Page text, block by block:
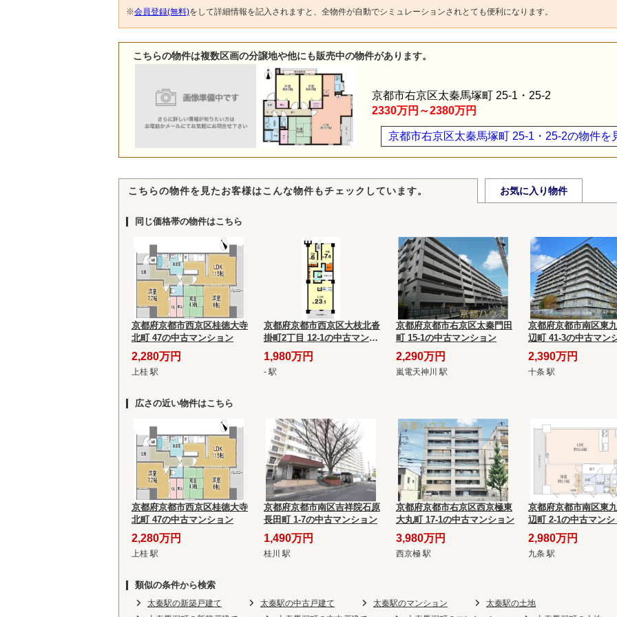
※会員登録(無料)をして詳細情報を記入されますと、全物件が自動でシミュレーションされとても便利になります。
こちらの物件は複数区画の分譲地や他にも販売中の物件があります。
京都市右京区太秦馬塚町 25-1・25-2の物件を
京都市右京区太秦馬塚町 25-1・25-2
2330万円～2380万円
こちらの物件を見たお客様はこんな物件もチェックしています。 お気に入り物件
同じ価格帯の物件はこちら
京都府京都市西京区桂徳大寺
北町 47の中古マンション
2,280万円
上桂 駅
京都府京都市西京区大枝北沓
掛町2丁目 12-1の中古マンシ
ョン
1,980万円
- 駅
京都府京都市右京区太秦門田
町 15-1の中古マンション
2,290万円
嵐電天神川 駅
京都府京都市南区東
辺町 41-3の中古マン
2,390万円
十条 駅
広さの近い物件はこちら
京都府京都市西京区桂徳大寺
北町 47の中古マンション
2,280万円
上桂 駅
京都府京都市南区吉祥院石原
長田町 1-7の中古マンション
1,490万円
桂川 駅
京都府京都市右京区西京極東
大丸町 17-1の中古マンション
3,980万円
西京極 駅
京都府京都市南区東
辺町 2-1の中古マンシ
2,980万円
九条 駅
類似の条件から検索
太秦駅の新築戸建て 太秦駅の中古戸建て 太秦駅のマンション
太秦駅の土地